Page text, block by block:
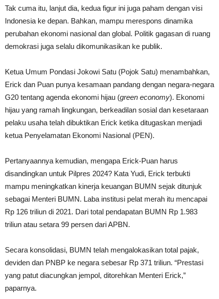
Tak cuma itu, lanjut dia, kedua figur ini juga paham dengan visi
Indonesia ke depan. Bahkan, mampu merespons dinamika
perubahan ekonomi nasional dan global. Politik gagasan di ruang
demokrasi juga selalu dikomunikasikan ke publik.
Ketua Umum Pondasi Jokowi Satu (Pojok Satu) menambahkan,
Erick dan Puan punya kesamaan pandang dengan negara-negara
G20 tentang agenda ekonomi hijau (green economy). Ekonomi
hijau yang ramah lingkungan, berkeadilan sosial dan kesetaraan
pelaku usaha telah dibuktikan Erick ketika ditugaskan menjadi
ketua Penyelamatan Ekonomi Nasional (PEN).
Pertanyaannya kemudian, mengapa Erick-Puan harus
disandingkan untuk Pilpres 2024? Kata Yudi, Erick terbukti
mampu meningkatkan kinerja keuangan BUMN sejak ditunjuk
sebagai Menteri BUMN. Laba institusi pelat merah itu mencapai
Rp 126 triliun di 2021. Dari total pendapatan BUMN Rp 1.983
triliun atau setara 99 persen dari APBN.
Secara konsolidasi, BUMN telah mengalokasikan total pajak,
deviden dan PNBP ke negara sebesar Rp 371 triliun. “Prestasi
yang patut diacungkan jempol, ditorehkan Menteri Erick,”
paparnya.